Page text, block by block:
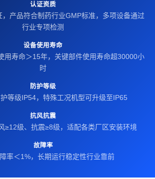
认证资质
产品符合制药行业GMP标准，多项设备通过
行业专项检测
设备使用寿命
用寿命＞15年，关键部件使用寿命超30000小
时
防护等级
等级IP54，特殊工况机型可升级至IP65
抗风抗震
≥12级、抗震≥8级，适配各类厂区安装环境
故障率
率＜1%，长期运行稳定性行业靠前